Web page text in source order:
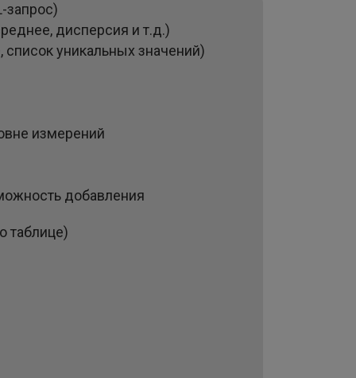
запрос)
дисперсия и т.д.)
уникальных значений)
измерений
добавления
таблице)